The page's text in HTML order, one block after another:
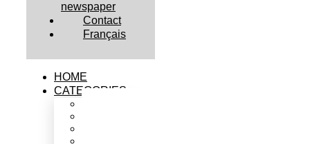
newspaper
Contact
Français
HOME
CATEGORIES